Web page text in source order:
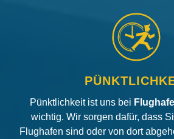
Pünktlichkeit ist uns bei
wichtig. Wir sorgen dafür, dass
Flughafen sind oder von dort